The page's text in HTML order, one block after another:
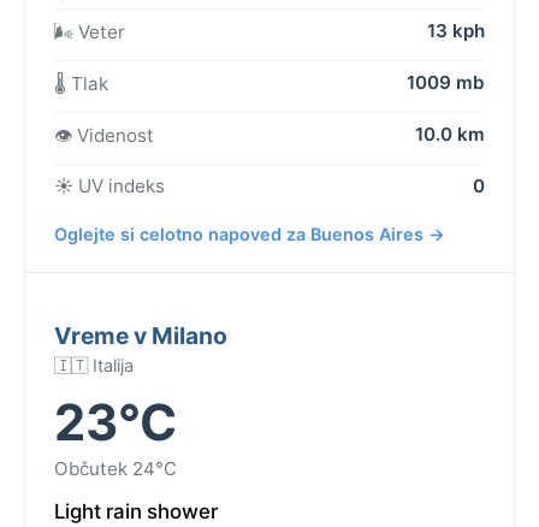
🌬️ Veter
13 kph
🌡️ Tlak 1009 mb
👁️ Videnost 10.0 km
☀️ UV indeks 0
Oglejte si celotno napoved za Buenos Aires →
Vreme v Milano
🇮🇹 Italija
23°C
Občutek 24°C
Light rain shower